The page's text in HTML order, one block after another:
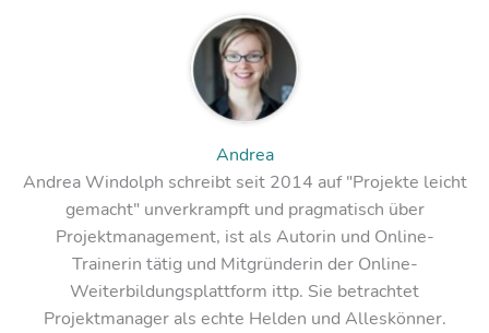
Andrea
Andrea Windolph schreibt seit 2014 auf "Projekte leicht
gemacht" unverkrampft und pragmatisch über
Projektmanagement, ist als Autorin und Online-
Trainerin tätig und Mitgründerin der Online-
Weiterbildungsplattform ittp. Sie betrachtet
Projektmanager als echte Helden und Alleskönner.